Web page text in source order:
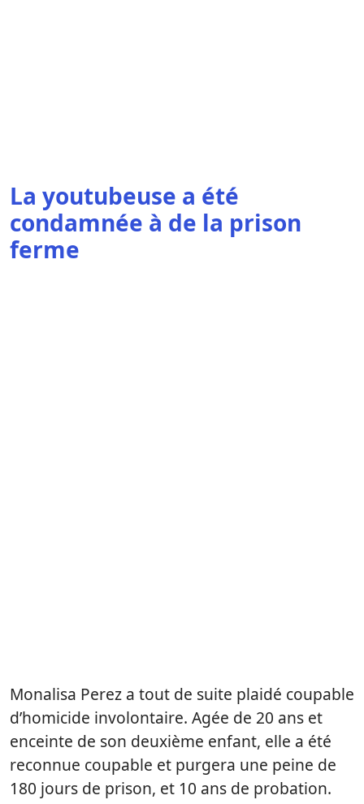
La youtubeuse a été
condamnée à de la prison
ferme
Monalisa Perez a tout de suite plaidé coupable
d’homicide involontaire. Agée de 20 ans et
enceinte de son deuxième enfant, elle a été
reconnue coupable et purgera une peine de
180 jours de prison, et 10 ans de probation.